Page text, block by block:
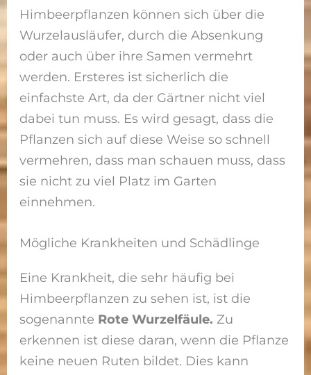
Himbeerpflanzen können sich über die
Wurzelausläufer, durch die Absenkung
oder auch über ihre Samen vermehrt
werden. Ersteres ist sicherlich die
einfachste Art, da der Gärtner nicht viel
dabei tun muss. Es wird gesagt, dass die
Pflanzen sich auf diese Weise so schnell
vermehren, dass man schauen muss, dass
sie nicht zu viel Platz im Garten
einnehmen.
Mögliche Krankheiten und Schädlinge
Eine Krankheit, die sehr häufig bei
Himbeerpflanzen zu sehen ist, ist die
sogenannte Rote Wurzelfäule. Zu
erkennen ist diese daran, wenn die Pflanze
keine neuen Ruten bildet. Dies kann